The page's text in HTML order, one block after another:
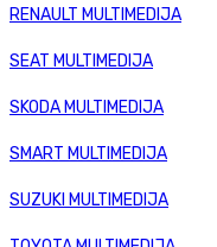
RENAULT MULTIMEDIJA
SEAT MULTIMEDIJA
SKODA MULTIMEDIJA
SMART MULTIMEDIJA
SUZUKI MULTIMEDIJA